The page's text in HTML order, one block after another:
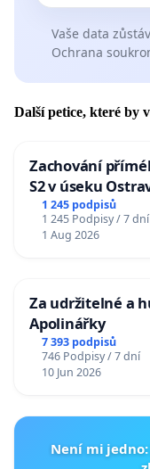
Vaše data
Ochrana
Další petice, které by
Zachování
S2 v úseku
u Jablunkova
1 245 podpisů
1 245 Podpisy / 7 dní
1 Aug 2026
Za udržitelné a
Apolinářky
7 393 podpisů
746 Podpisy / 7 dní
10 Jun 2026
Není mi